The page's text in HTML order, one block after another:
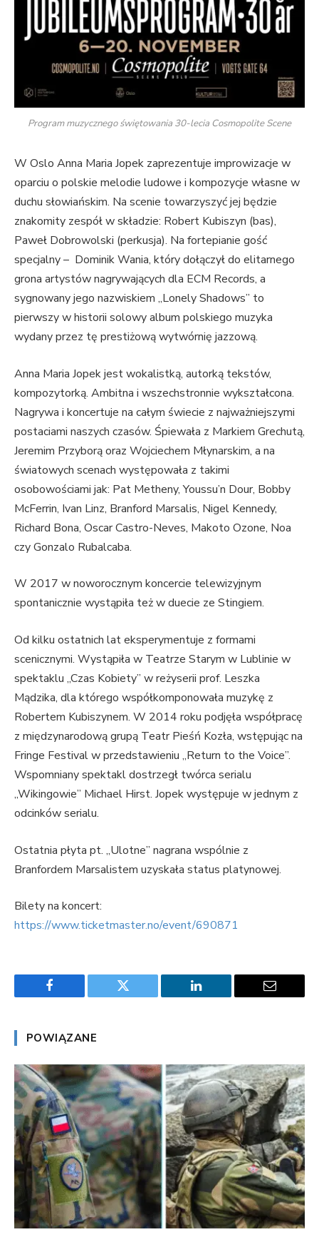
Program muzycznego świętowania 30-lecia Cosmopolite Scene
W Oslo Anna Maria Jopek zaprezentuje improwizacje w
oparciu o polskie melodie ludowe i kompozycje własne w
duchu słowiańskim. Na scenie towarzyszyć jej będzie
znakomity zespół w składzie: Robert Kubiszyn (bas),
Paweł Dobrowolski (perkusja). Na fortepianie gość
specjalny – Dominik Wania, który dołączył do elitarnego
grona artystów nagrywających dla ECM Records, a
sygnowany jego nazwiskiem „Lonely Shadows” to
pierwszy w historii solowy album polskiego muzyka
wydany przez tę prestiżową wytwórnię jazzową.
Anna Maria Jopek jest wokalistką, autorką tekstów,
kompozytorką. Ambitna i wszechstronnie wykształcona.
Nagrywa i koncertuje na całym świecie z najważniejszymi
postaciami naszych czasów. Śpiewała z Markiem Grechutą,
Jeremim Przyborą oraz Wojciechem Młynarskim, a na
światowych scenach występowała z takimi
osobowościami jak: Pat Metheny, Youssu’n Dour, Bobby
McFerrin, Ivan Linz, Branford Marsalis, Nigel Kennedy,
Richard Bona, Oscar Castro-Neves, Makoto Ozone, Noa
czy Gonzalo Rubalcaba.
W 2017 w noworocznym koncercie telewizyjnym
spontanicznie wystąpiła też w duecie ze Stingiem.
Od kilku ostatnich lat eksperymentuje z formami
scenicznymi. Wystąpiła w Teatrze Starym w Lublinie w
spektaklu „Czas Kobiety” w reżyserii prof. Leszka
Mądzika, dla którego współkomponowała muzykę z
Robertem Kubiszynem. W 2014 roku podjęła współpracę
z międzynarodową grupą Teatr Pieśń Kozła, wstępując na
Fringe Festival w przedstawieniu „Return to the Voice”.
Wspomniany spektakl dostrzegł twórca serialu
„Wikingowie” Michael Hirst. Jopek występuje w jednym z
odcinków serialu.
Ostatnia płyta pt. „Ulotne” nagrana wspólnie z
Branfordem Marsalistem uzyskała status platynowej.
Bilety na koncert:
https://www.ticketmaster.no/event/690871
Facebook Twitter LinkedIn Email
POWIĄZANE